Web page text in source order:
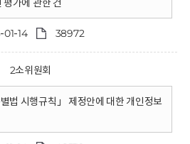
가에 관한 건
14 38972
2소위원회
법 시행규칙」 제정안에 대한 개인정보